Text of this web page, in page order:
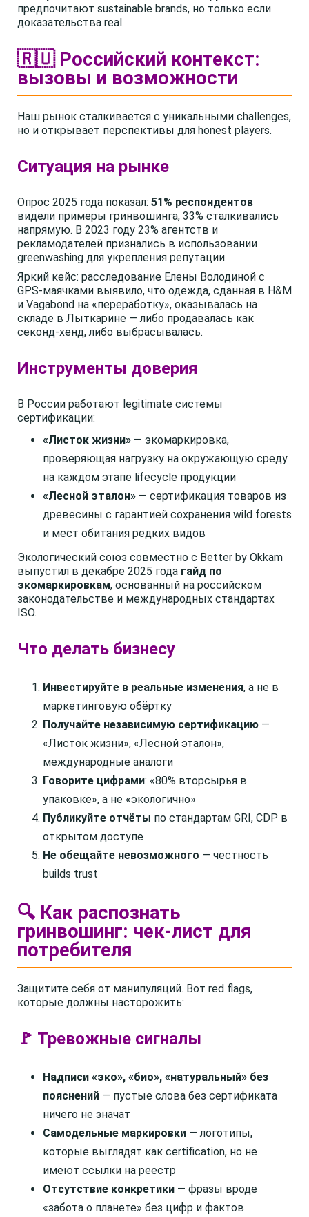
предпочитают sustainable brands, но только если
доказательства real.
🇷🇺 Российский контекст:
вызовы и возможности
Наш рынок сталкивается с уникальными challenges,
но и открывает перспективы для honest players.
Ситуация на рынке
Опрос 2025 года показал: 51% респондентов
видели примеры гринвошинга, 33% сталкивались
напрямую. В 2023 году 23% агентств и
рекламодателей признались в использовании
greenwashing для укрепления репутации.
Яркий кейс: расследование Елены Володиной с
GPS-маячками выявило, что одежда, сданная в H&M
и Vagabond на «переработку», оказывалась на
складе в Лыткарине — либо продавалась как
секонд-хенд, либо выбрасывалась.
Инструменты доверия
В России работают legitimate системы
сертификации:
«Листок жизни» — экомаркировка,
проверяющая нагрузку на окружающую среду
на каждом этапе lifecycle продукции
«Лесной эталон» — сертификация товаров из
древесины с гарантией сохранения wild forests
и мест обитания редких видов
Экологический союз совместно с Better by Okkam
выпустил в декабре 2025 года гайд по
экомаркировкам, основанный на российском
законодательстве и международных стандартах
ISO.
Что делать бизнесу
Инвестируйте в реальные изменения, а не в
маркетинговую обёртку
Получайте независимую сертификацию —
«Листок жизни», «Лесной эталон»,
международные аналоги
Говорите цифрами: «80% вторсырья в
упаковке», а не «экологично»
Публикуйте отчёты по стандартам GRI, CDP в
открытом доступе
Не обещайте невозможного — честность
builds trust
🔍 Как распознать
гринвошинг: чек-лист для
потребителя
Защитите себя от манипуляций. Вот red flags,
которые должны насторожить:
🚩 Тревожные сигналы
Надписи «эко», «био», «натуральный» без
пояснений — пустые слова без сертификата
ничего не значат
Самодельные маркировки — логотипы,
которые выглядят как certification, но не
имеют ссылки на реестр
Отсутствие конкретики — фразы вроде
«забота о планете» без цифр и фактов